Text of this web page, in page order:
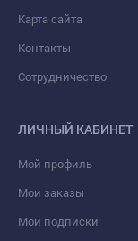
Карта сайта
Контакты
Сотрудничество
ЛИЧНЫЙ КАБИНЕТ
Мой профиль
Мои заказы
Мои подписки